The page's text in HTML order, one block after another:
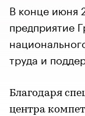
В конце июня
предприятие
труда и
Благодаря
центра